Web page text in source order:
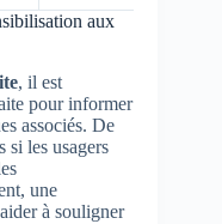
aux
, il est
pour informer
associés. De
si les usagers
une
à souligner